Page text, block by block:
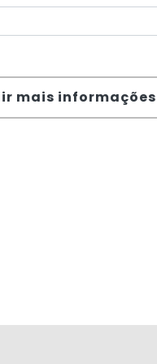
mais informações